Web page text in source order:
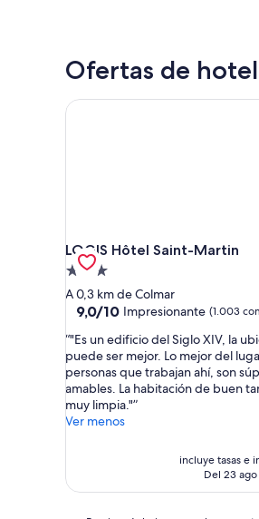
Ofertas de
LOGIS Hôtel Saint-Martin
LOGIS Hôtel Saint-Martin
Alojamiento
de
3.0 estrellas
A 0,3 km de Colmar
9.0
10,
Impresionante,
(1.003 comentarios)
9,0/10 Impresionante (1.003
"Es un edificio del Siglo XIV, la
puede ser mejor. Lo mejor del
personas que trabajan ahí, son
amables. La habitación de buen
muy limpia."
Ver menos
incluye tasas e
Del 23
LOGIS Hôtel Saint-Martin